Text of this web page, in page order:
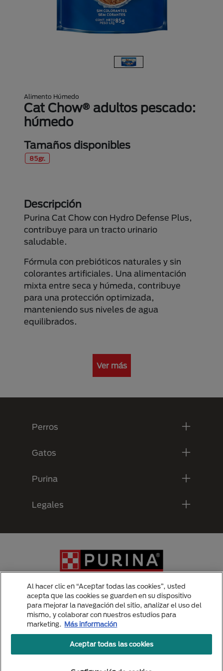
Alimento Húmedo
Cat Chow® adultos pescado:
húmedo
Tamaños disponibles
85gr.
Descripción
Purina Cat Chow con Hydro Defense Plus,
contribuye para un tracto urinario
saludable.
Fórmula con prebióticos naturales y sin
colorantes artificiales. Una alimentación
mixta entre seca y húmeda, contribuye
para una protección optimizada,
manteniendo sus niveles de agua
equilibrados.
Ver más
Perros
Gatos
Purina
Legales
Menu Footer Secundario Purina
All Nestlé Purina trademarks owned by Société des Produits Nestlé S.A.,
Vevey, Switzerland or are used with permission.
Politicas de privacidad
Al hacer clic en “Aceptar todas las cookies”, usted
acepta que las cookies se guarden en su dispositivo
para mejorar la navegación del sitio, analizar el uso del
mismo, y colaborar con nuestros estudios para
marketing. Más información
Aceptar todas las cookies